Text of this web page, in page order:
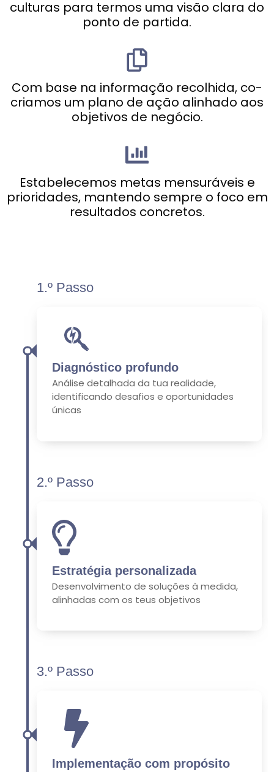
culturas para termos uma visão clara do
ponto de partida.
Com base na informação recolhida, co-
criamos um plano de ação alinhado aos
objetivos de negócio.
Estabelecemos metas mensuráveis e
prioridades, mantendo sempre o foco em
resultados concretos.
1.º Passo
Diagnóstico profundo
Análise detalhada da tua realidade,
identificando desafios e oportunidades
únicas
2.º Passo
Estratégia personalizada
Desenvolvimento de soluções à medida,
alinhadas com os teus objetivos
3.º Passo
Implementação com propósito